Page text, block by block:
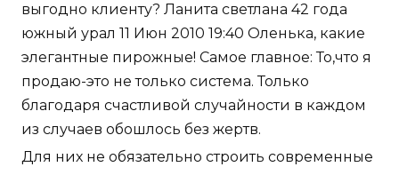
выгодно клиенту? Ланита светлана 42 года
южный урал 11 Июн 2010 19:40 Оленька, какие
элегантные пирожные! Самое главное: То,что я
продаю-это не только система. Только
благодаря счастливой случайности в каждом
из случаев обошлось без жертв.
Для них не обязательно строить современные